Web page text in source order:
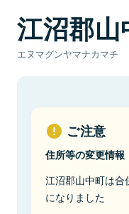
江沼郡山
エヌマグンヤマナカマチ
ご注意
住所等の変更情報
江沼郡山中町は
になりました